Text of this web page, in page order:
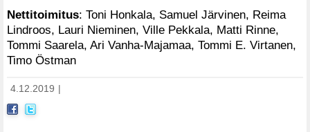
Nettitoimitus: Toni Honkala, Samuel Järvinen, Reima
Lindroos, Lauri Nieminen, Ville Pekkala, Matti Rinne,
Tommi Saarela, Ari Vanha-Majamaa, Tommi E. Virtanen,
Timo Östman
4.12.2019